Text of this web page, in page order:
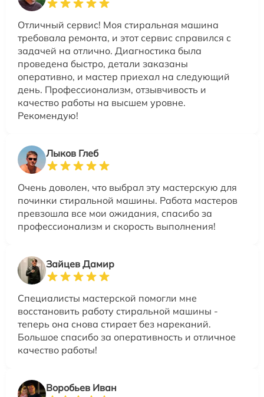
Отличный сервис! Моя стиральная машина
требовала ремонта, и этот сервис справился с
задачей на отлично. Диагностика была
проведена быстро, детали заказаны
оперативно, и мастер приехал на следующий
день. Профессионализм, отзывчивость и
качество работы на высшем уровне.
Рекомендую!
Лыков Глеб
Очень доволен, что выбрал эту мастерскую для
починки стиральной машины. Работа мастеров
превзошла все мои ожидания, спасибо за
профессионализм и скорость выполнения!
Зайцев Дамир
Специалисты мастерской помогли мне
восстановить работу стиральной машины -
теперь она снова стирает без нареканий.
Большое спасибо за оперативность и отличное
качество работы!
Воробьев Иван